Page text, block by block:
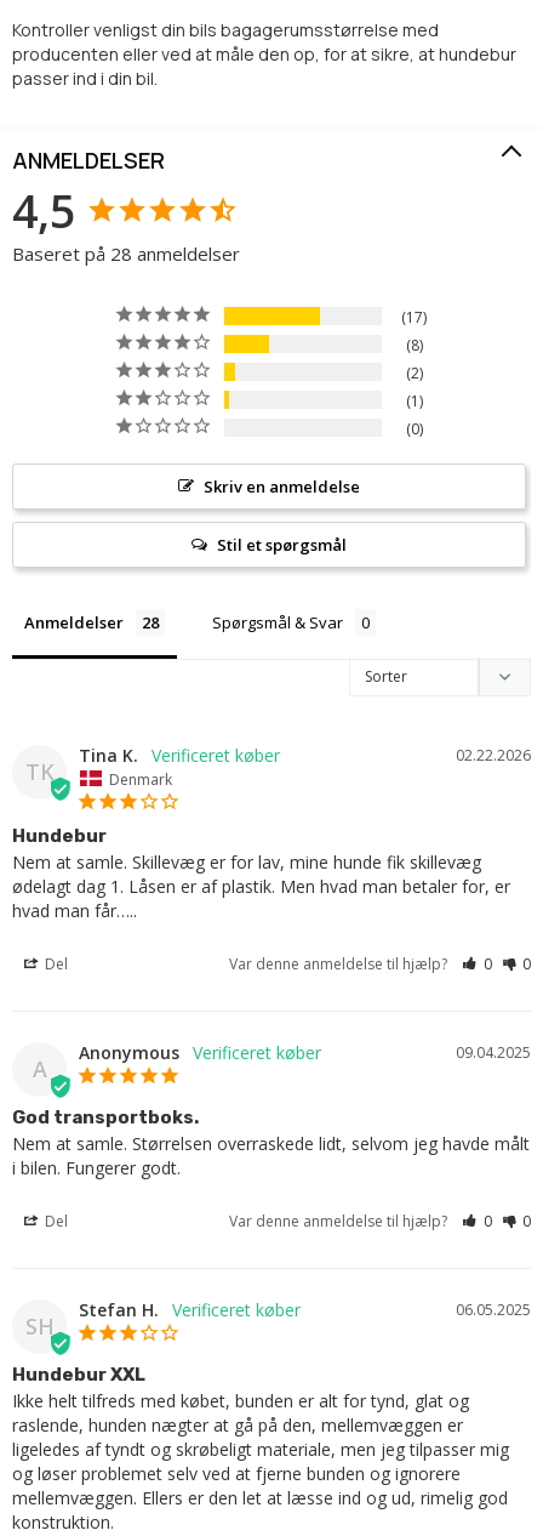
Kontroller venligst din bils bagagerumsstørrelse med
producenten eller ved at måle den op, for at sikre, at hundebur
passer ind i din bil.
ANMELDELSER
4,5
Baseret på 28 anmeldelser
17
8
2
1
0
Skriv en anmeldelse
Stil et spørgsmål
Anmeldelser Spørgsmål & Svar
TK
02.22.2026
Tina K.
Denmark
Hundebur
Nem at samle. Skillevæg er for lav, mine hunde fik skillevæg
ødelagt dag 1. Låsen er af plastik. Men hvad man betaler for, er
hvad man får…..
Del Var denne anmeldelse til hjælp? 0 0
A
09.04.2025
Anonymous
God transportboks.
Nem at samle. Størrelsen overraskede lidt, selvom jeg havde målt
i bilen. Fungerer godt.
Del Var denne anmeldelse til hjælp? 0 0
SH
06.05.2025
Stefan H.
Hundebur XXL
Ikke helt tilfreds med købet, bunden er alt for tynd, glat og
raslende, hunden nægter at gå på den, mellemvæggen er
ligeledes af tyndt og skrøbeligt materiale, men jeg tilpasser mig
og løser problemet selv ved at fjerne bunden og ignorere
mellemvæggen. Ellers er den let at læsse ind og ud, rimelig god
konstruktion.